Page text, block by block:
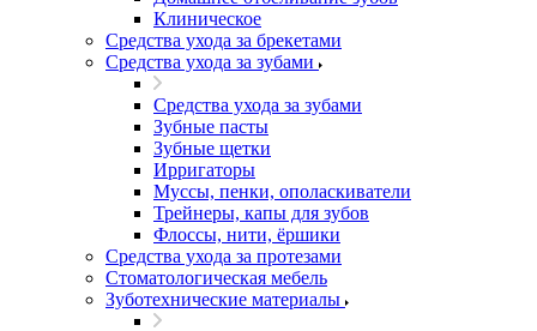
Клиническое
Средства ухода за брекетами
Средства ухода за зубами
Средства ухода за зубами
Зубные пасты
Зубные щетки
Ирригаторы
Муссы, пенки, ополаскиватели
Трейнеры, капы для зубов
Флоссы, нити, ёршики
Средства ухода за протезами
Стоматологическая мебель
Зуботехнические материалы